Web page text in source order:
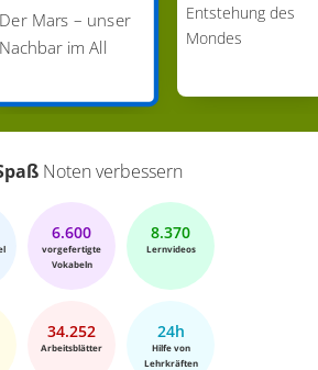
Der Mars – unser
Nachbar im All
Entstehung des
Mondes
Noten verbessern
6.600
vorgefertigte
Vokabeln
8.370
Lernvideos
34.252
Arbeitsblätter
24h
Hilfe von
Lehrkräften